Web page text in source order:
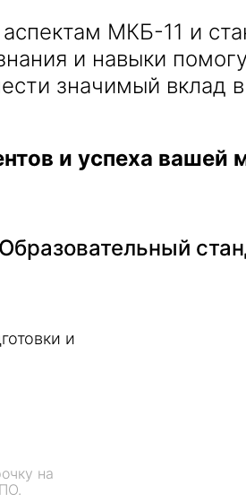
МКБ-11 и
и навыки
значимый вклад
и успеха вашей
и
на